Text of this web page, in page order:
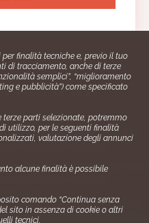
di Impiego24.it s.r.l.
03406490130
SNR 73140386/89/I
9001 numero: SNR
merceologiche marketing
finalità tecniche e, previo il tuo
di tracciamento, anche di terze
semplici”, “miglioramento
e pubblicità”) come specificato
parti selezionate, potremmo
utilizzo, per le seguenti finalità
valutazione degli annunci
alcune finalità è possibile
comando “Continua senza
sito in assenza di cookie o altri
tecnici.